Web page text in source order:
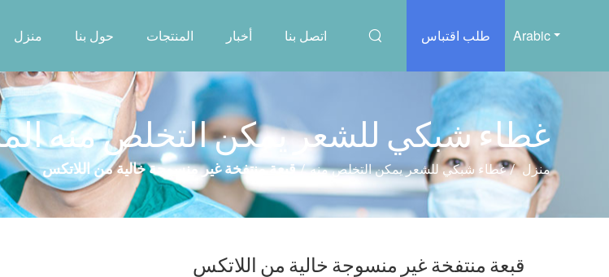
Arabic طلب اقتباس منزل حول بنا المنتجات أخبار اتصل بنا
غطاء شبكي للشعر يمكن التخلص منه
منزل / غطاء شبكي للشعر يمكن التخلص منه / قبعة منتفخة غير منسوجة خالية من اللاتكس
قبعة منتفخة غير منسوجة خالية من اللاتكس